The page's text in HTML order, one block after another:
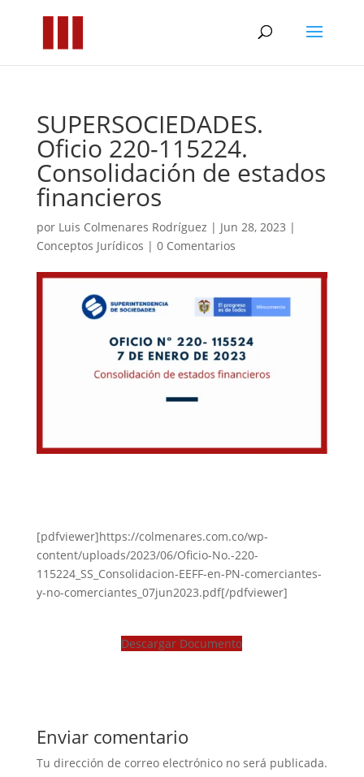
SUPERSOCIEDADES.
Oficio 220-115224.
Consolidación de estados
financieros
por Luis Colmenares Rodríguez | Jun 28, 2023 |
Conceptos Jurídicos | 0 Comentarios
[pdfviewer]https://colmenares.com.co/wp-
content/uploads/2023/06/Oficio-No.-220-
115224_SS_Consolidacion-EEFF-en-PN-comerciantes-
y-no-comerciantes_07jun2023.pdf[/pdfviewer]
Descargar Documento
Enviar comentario
Tu dirección de correo electrónico no será publicada.